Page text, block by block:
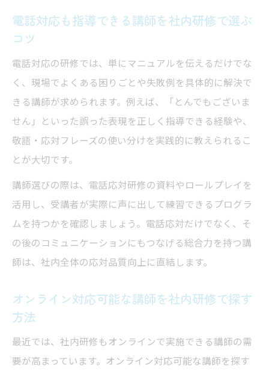
電話対応も指導できる講師を社内研修で選ぶ
コツ
電話対応の研修では、単にマニュアルを伝えるだけでな
く、現場でよくある困りごとや失敗例を具体的に解決で
きる講師が求められます。例えば、「とんでもございま
せん」といった誤った表現を正しく指導できる経験や、
敬語・応対フレーズの使い分けを実践的に教えられるこ
とが大切です。
講師選びの際は、電話応対研修の資料やロールプレイを
活用し、受講者が実際に声に出して練習できるプログラ
ムを持つかを確認しましょう。電話応対だけでなく、そ
の後のコミュニケーションにもつなげる総合力を持つ講
師は、社内全体の応対品質向上に直結します。
オンライン対応可能な講師を社内研修で探す
方法
最近では、社内研修もオンラインで実施できる講師の需
要が高まっています。オンライン対応可能な講師を探す